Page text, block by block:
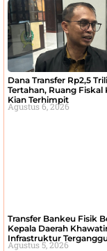
Dana Transfer Rp2,5
Tertahan, Ruang Fiskal
Kian Terhimpit
Agustus 6, 2026
Transfer Bankeu Fisik
Kepala Daerah
Infrastruktur
Agustus 5, 2026